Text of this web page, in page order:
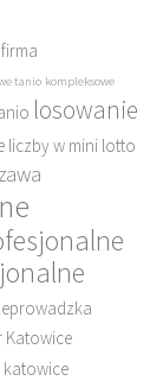
firma
tanio kompleksowe
losowanie
liczby w mini lotto
Katowice